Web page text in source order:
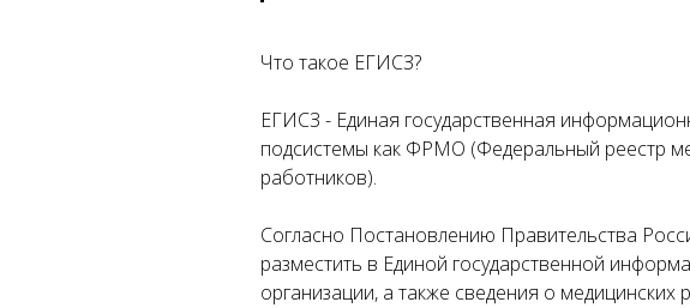
Что такое ЕГИСЗ?
ЕГИСЗ - Единая государственная
подсистемы как ФРМО (Федеральный реестр
работников).
Согласно Постановлению Правительства
разместить в Единой государственной
организации, а также сведения о медицинских